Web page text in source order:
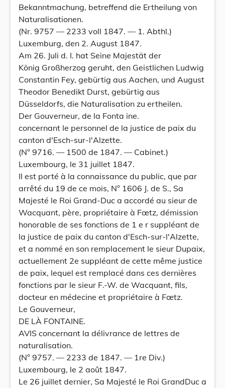
Bekanntmachung, betreffend die Ertheilung von
Naturalisationen.
(Nr. 9757 — 2233 voll 1847. — 1. Abthl.)
Luxemburg, den 2. August 1847.
Am 26. Juli d. I. hat Seine Majestät der
König Großherzog geruht, den Geistlichen Ludwig
Constantin Fey, gebürtig aus Aachen, und August
Theodor Benedikt Durst, gebürtig aus
Düsseldorfs, die Naturalisation zu ertheilen.
Der Gouverneur, de la Fonta ine.
concernant le personnel de la justice de paix du
canton d'Esch-sur-l'Alzette.
(N° 9716. — 1500 de 1847. — Cabinet.)
Luxembourg, le 31 juillet 1847.
Il est porté à la connaissance du public, que par
arrêté du 19 de ce mois, N° 1606 J. de S., Sa
Majesté le Roi Grand-Duc a accordé au sieur de
Wacquant, père, propriétaire à Fœtz, démission
honorable de ses fonctions de 1 e r suppléant de
la justice de paix du canton d'Esch-sur-l'Alzette,
et a nommé en son remplacement le sieur Dupaix,
actuellement 2e suppléant de cette même justice
de paix, lequel est remplacé dans ces dernières
fonctions par le sieur F.-W. de Wacquant, fils,
docteur en médecine et propriétaire à Fœtz.
Le Gouverneur,
DE LÀ FONTAINE.
AVIS concernant la délivrance de lettres de
naturalisation.
(N° 9757. — 2233 de 1847. — 1re Div.)
Luxembourg, le 2 août 1847.
Le 26 juillet dernier, Sa Majesté le Roi GrandDuc a